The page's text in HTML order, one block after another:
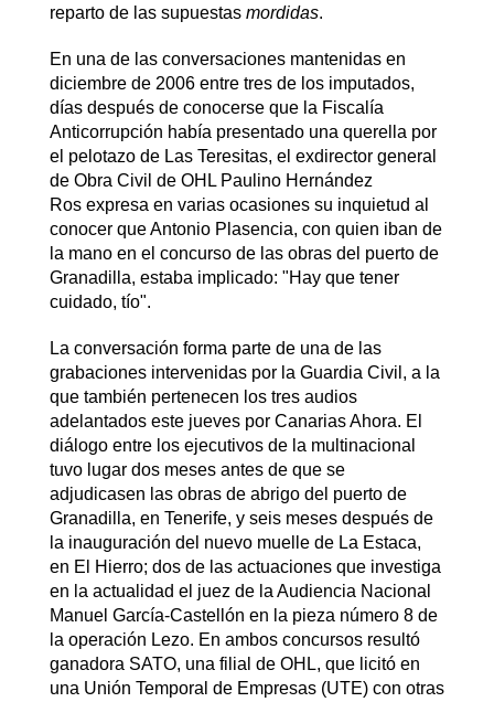
reparto de las supuestas mordidas.
En una de las conversaciones mantenidas en
diciembre de 2006 entre tres de los imputados,
días después de conocerse que la Fiscalía
Anticorrupción había presentado una querella por
el pelotazo de Las Teresitas, el exdirector general
de Obra Civil de OHL Paulino Hernández
Ros expresa en varias ocasiones su inquietud al
conocer que Antonio Plasencia, con quien iban de
la mano en el concurso de las obras del puerto de
Granadilla, estaba implicado: "Hay que tener
cuidado, tío".
La conversación forma parte de una de las
grabaciones intervenidas por la Guardia Civil, a la
que también pertenecen los tres audios
adelantados este jueves por Canarias Ahora. El
diálogo entre los ejecutivos de la multinacional
tuvo lugar dos meses antes de que se
adjudicasen las obras de abrigo del puerto de
Granadilla, en Tenerife, y seis meses después de
la inauguración del nuevo muelle de La Estaca,
en El Hierro; dos de las actuaciones que investiga
en la actualidad el juez de la Audiencia Nacional
Manuel García-Castellón en la pieza número 8 de
la operación Lezo. En ambos concursos resultó
ganadora SATO, una filial de OHL, que licitó en
una Unión Temporal de Empresas (UTE) con otras